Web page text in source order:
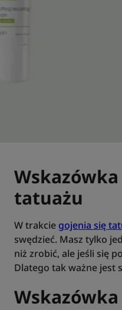
tatuażu
W trakcie gojenia się
swędzieć. Masz tylko
niż zrobić, ale jeśli się
Dlatego tak ważne jest